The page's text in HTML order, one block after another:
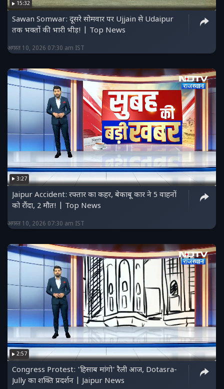
15:32
Sawan Somwar: दूसरे सोमवार पर Ujjain से Udaipur
तक भक्तों की भारी भीड़! | Top News
अगस्त 10, 2026 07:30 am IST
3:27
Jaipur Accident: रफ्तार का कहर, बेकाबू कार ने 5 वाहनों
को रौंदा, 2 मौत! | Top News
अगस्त 10, 2026 07:30 am IST
2:57
Congress Protest: 'हिसाब मांगो' रैली आज, Dotasra-
Jully का शक्ति प्रदर्शन | Jaipur News